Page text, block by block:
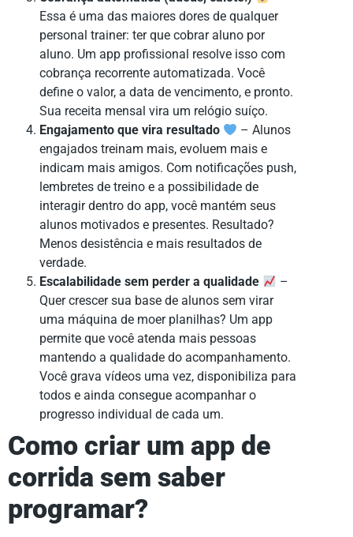
Essa é uma das maiores dores de qualquer
personal trainer: ter que cobrar aluno por
aluno. Um app profissional resolve isso com
cobrança recorrente automatizada. Você
define o valor, a data de vencimento, e pronto.
Sua receita mensal vira um relógio suíço.
Engajamento que vira resultado
– Alunos
engajados treinam mais, evoluem mais e
indicam mais amigos. Com notificações push,
lembretes de treino e a possibilidade de
interagir dentro do app, você mantém seus
alunos motivados e presentes. Resultado?
Menos desistência e mais resultados de
verdade.
Escalabilidade sem perder a qualidade
–
Quer crescer sua base de alunos sem virar
uma máquina de moer planilhas? Um app
permite que você atenda mais pessoas
mantendo a qualidade do acompanhamento.
Você grava vídeos uma vez, disponibiliza para
todos e ainda consegue acompanhar o
progresso individual de cada um.
Como criar um app de
corrida sem saber
programar?